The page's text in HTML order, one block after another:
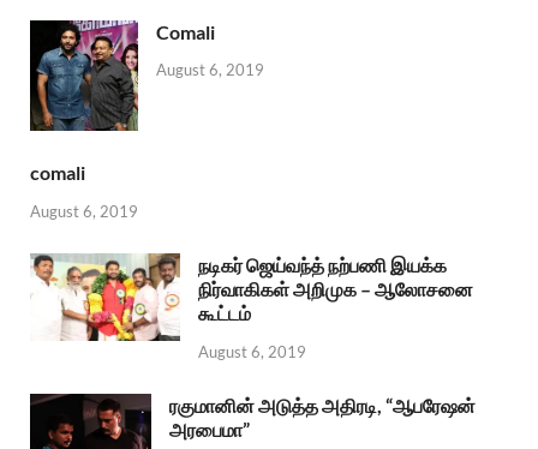
Comali
August 6, 2019
comali
August 6, 2019
நடிகர் ஜெய்வந்த் நற்பணி இயக்க
நிர்வாகிகள் அறிமுக – ஆலோசனை
கூட்டம்
August 6, 2019
ரகுமானின் அடுத்த அதிரடி, “ஆபரேஷன்
அரபைமா”